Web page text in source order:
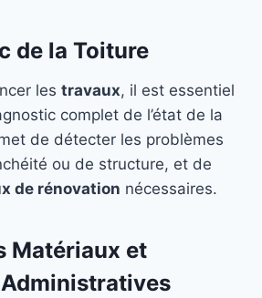
de la Toiture
les travaux, il est essentiel
complet de l’état de la
de détecter les problèmes
ou de structure, et de
de rénovation nécessaires.
Matériaux et